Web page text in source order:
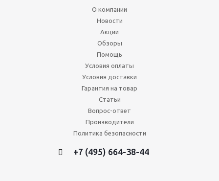
О компании
Новости
Акции
Обзоры
Помощь
Условия оплаты
Условия доставки
Гарантия на товар
Статьи
Вопрос-ответ
Производители
Политика безопасности
+7 (495) 664-38-44